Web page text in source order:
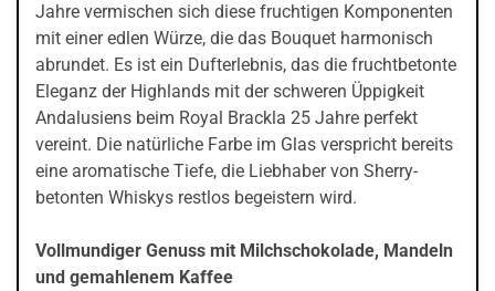
Jahre vermischen sich diese fruchtigen Komponenten
mit einer edlen Würze, die das Bouquet harmonisch
abrundet. Es ist ein Dufterlebnis, das die fruchtbetonte
Eleganz der Highlands mit der schweren Üppigkeit
Andalusiens beim Royal Brackla 25 Jahre perfekt
vereint. Die natürliche Farbe im Glas verspricht bereits
eine aromatische Tiefe, die Liebhaber von Sherry-
betonten Whiskys restlos begeistern wird.
Vollmundiger Genuss mit Milchschokolade, Mandeln
und gemahlenem Kaffee